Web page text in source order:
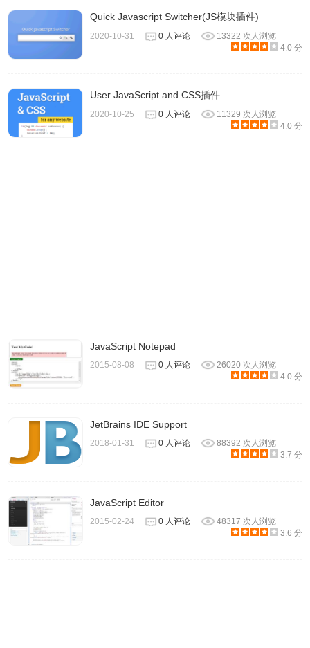
如上图，点击本地版浏览器将以网页的形式打开，或以 txt 形
式将脚本文件下载到本地，此时我们点击右上角油猴插件图
Quick Javascript Switcher(JS模块插件)
2020-10-31 0 人评论
13322 次人浏览
4.0 分
User JavaScript and CSS插件
2020-10-25 0 人评论
11329 次人浏览
4.0 分
JavaScript Notepad
2015-08-08 0 人评论
26020 次人浏览
4.0 分
JetBrains IDE Support
2018-01-31 0 人评论
88392 次人浏览
3.7 分
JavaScript Editor
2015-02-24 0 人评论
48317 次人浏览
3.6 分